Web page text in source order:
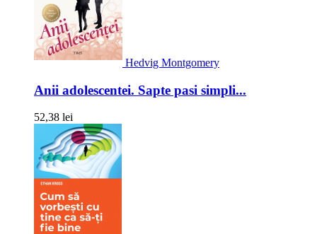
Hedvig Montgomery
Anii adolescentei. Sapte pasi simpli...
52,38 lei